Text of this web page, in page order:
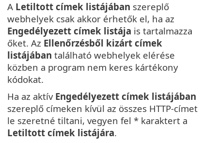
A Letiltott címek listájában szereplő
webhelyek csak akkor érhetők el, ha az
Engedélyezett címek listája is tartalmazza
őket. Az Ellenőrzésből kizárt címek
listájában található webhelyek elérése
közben a program nem keres kártékony
kódokat.
Ha az aktív Engedélyezett címek listájában
szereplő címeken kívül az összes HTTP-címet
le szeretné tiltani, vegyen fel * karaktert a
Letiltott címek listájára.